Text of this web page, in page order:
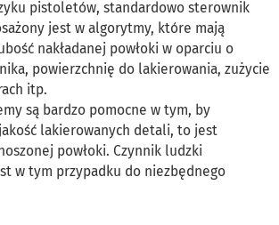
pistoletów, standardowo sterownik
jest w algorytmy, które mają
nakładanej powłoki w oparciu o
powierzchnię do lakierowania, zużycie
itp.
są bardzo pomocne w tym, by
lakierowanych detali, to jest
powłoki. Czynnik ludzki
w tym przypadku do niezbędnego